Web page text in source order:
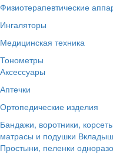
Физиотерапевтические
Ингаляторы
Медицинская техника
Тонометры
Аксессуары
Аптечки
Ортопедические изделия
Бандажи, воротники,
матрасы и подушки
Простыни, пеленки